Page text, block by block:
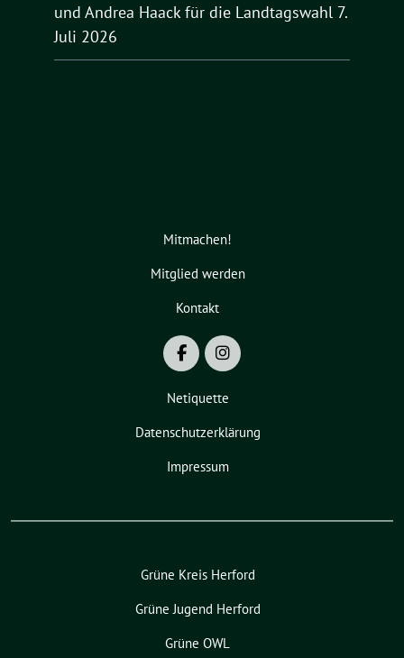
und Andrea Haack für die Landtagswahl 7.
Juli 2026
Mitmachen!
Mitglied werden
Kontakt
Netiquette
Datenschutzerklärung
Impressum
Grüne Kreis Herford
Grüne Jugend Herford
Grüne OWL